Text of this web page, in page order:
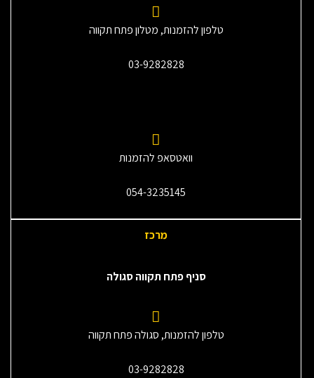
טלפון להזמנות, מטלון פתח תקווה
03-9282828
וואטסאפ להזמנות
054-3235145‎
מרכז
סניף פתח תקווה סגולה
טלפון להזמנות, סגולה פתח תקווה
03-9282828